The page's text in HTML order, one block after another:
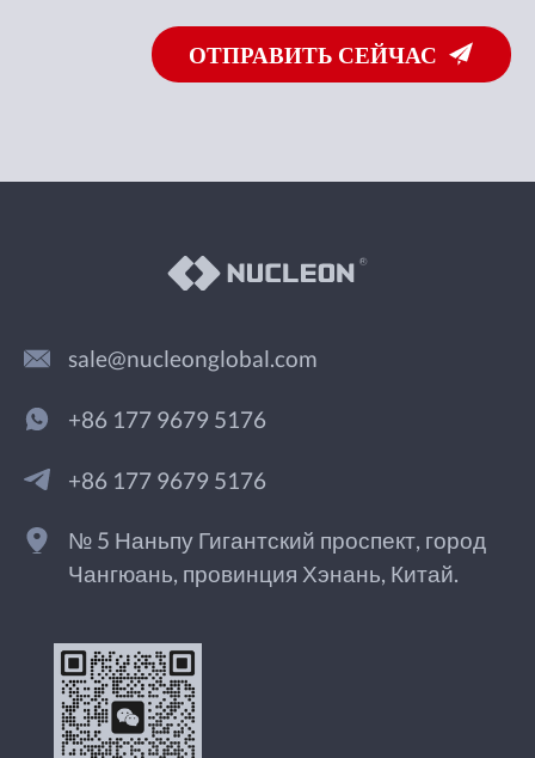
ОТПРАВИТЬ СЕЙЧАС
sale@nucleonglobal.com
+86 177 9679 5176
+86 177 9679 5176
№ 5 Наньпу Гигантский проспект, город
Чангюань, провинция Хэнань, Китай.